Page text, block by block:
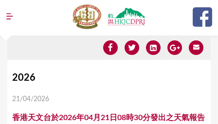
Jump to navigation
Y
a
2026
21/04/2026
香港天文台於2026年04月21日08時30分發出之天氣報告